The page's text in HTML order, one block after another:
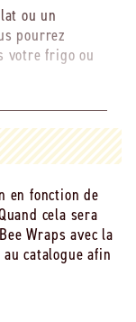
ou un
pourrez
votre frigo ou
le 3 fois
de manière
avec la
de l'eau froide
emballer
en fonction de
cela sera
Wraps avec la
catalogue afin